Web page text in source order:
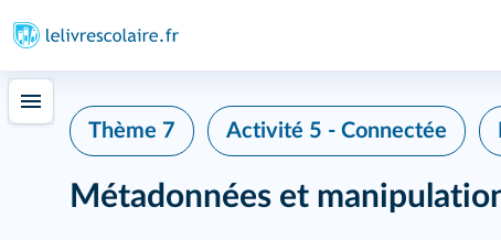
Thème 7 Activité 5 - Connectée
Métadonnées et